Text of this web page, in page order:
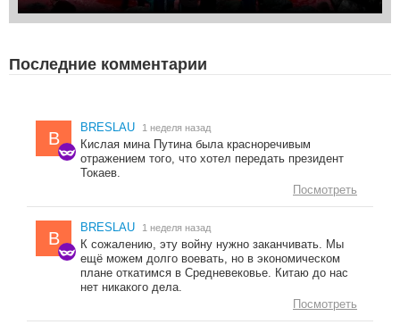
Последние комментарии
B
BRESLAU 1 неделя назад
Кислая мина Путина была красноречивым
отражением того, что хотел передать президент
Токаев.
Посмотреть
B
BRESLAU 1 неделя назад
К сожалению, эту войну нужно заканчивать. Мы
ещё можем долго воевать, но в экономическом
плане откатимся в Средневековье. Китаю до нас
нет никакого дела.
Посмотреть